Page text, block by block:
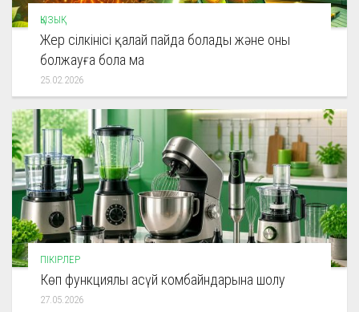
ҚЫЗЫҚ
Жер сілкінісі қалай пайда болады және оны
болжауға бола ма
25.02.2026
ПІКІРЛЕР
Көп функциялы асүй комбайндарына шолу
27.05.2026